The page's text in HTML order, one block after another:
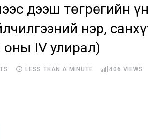
дээш төгрөгийн
нэр,
оны IV улирал)
LESS THAN A MINUTE 406 VIEWS